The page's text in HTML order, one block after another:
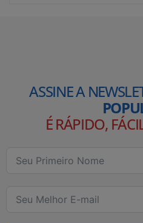
ASSINE A
É RÁPIDO,